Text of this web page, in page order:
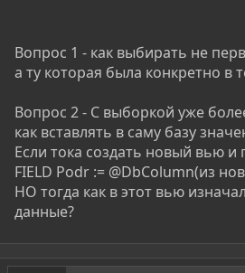
Вопрос 1 - как выбирать не
а ту которая была конкретно в
Вопрос 2 - С выборкой уже
как вставлять в саму базу
Если тока создать новый вью и
FIELD Podr := @DbColumn(из
НО тогда как в этот вью
данные?